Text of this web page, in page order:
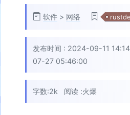
软件 > 网络
发布时间 : 2024-09-11 14:14
07-27 05:46:00
字数:2k 阅读 :火爆